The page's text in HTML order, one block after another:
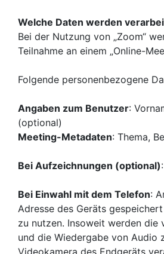
Welche Daten werden
Bei der Nutzung von „Zoom“
Teilnahme an einem „Online-
Folgende personenbezogene
Angaben zum Benutzer:
(optional)
Meeting-Metadaten: Thema,
Bei Aufzeichnungen (optional)
Bei Einwahl mit dem Telefon:
Adresse des Geräts
zu nutzen. Insoweit werden die
und die Wiedergabe von Audio
Videokamera des Endgeräts